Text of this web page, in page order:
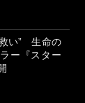
い” 生命の
ー『スター